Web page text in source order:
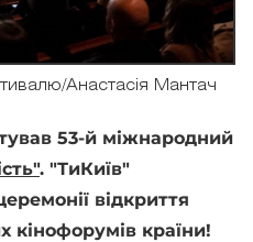
Анастасія Мантач
53-й міжнародний
. "ТиКиїв"
відкриття
кінофорумів країни!